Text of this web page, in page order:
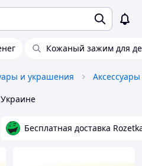
Кожаный зажим для
и украшения Аксессуары
Бесплатная доставка